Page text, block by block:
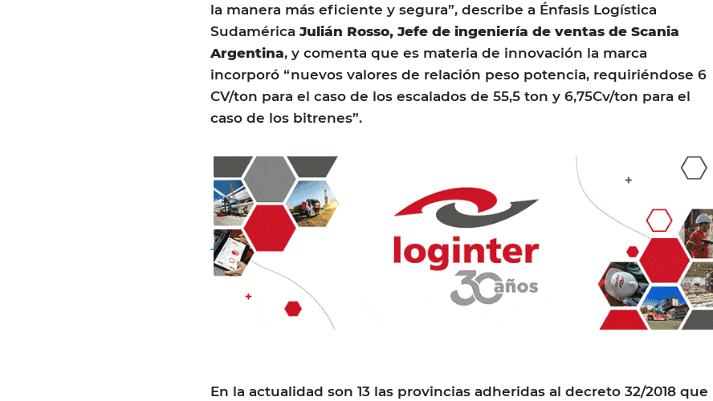
la manera más eficiente y segura”, describe a Énfasis Logística
SudaméricaJulián Rosso, Jefe de ingeniería de ventas de Scania
Argentina, y comenta que es materia de innovación la marca
incorporó “nuevos valores de relación peso potencia, requiriéndose 6
CV/ton para el caso de los escalados de 55,5 ton y 6,75Cv/ton para el
caso de los bitrenes”.
En la actualidad son 13 las provincias adheridas al decreto 32/2018 que